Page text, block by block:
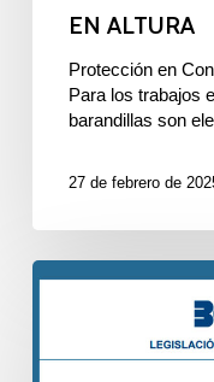
EN ALTURA
Protección en
Para los trabajos
barandillas son
27 de febrero de
COMPROBACIÓN